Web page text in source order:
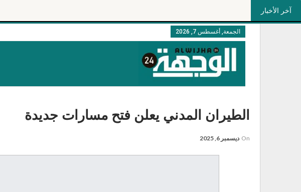
آخر الأخبار
الجمعة, أغسطس 7, 2026
الطيران المدني يعلن فتح مسارات جديدة
On ديسمبر 6, 2025